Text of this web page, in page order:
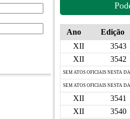
Ano
Edição
XII
3543
XII
3542
SEM ATOS OFICIAIS NESTA
SEM ATOS OFICIAIS NESTA
XII
3541
XII
3540